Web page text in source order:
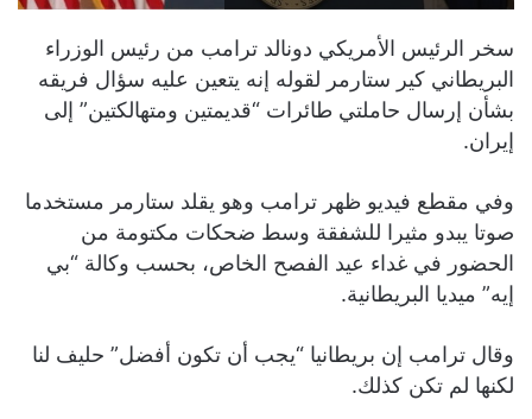
سخر الرئيس الأمريكي دونالد ترامب من رئيس الوزراء
البريطاني كير ستارمر لقوله إنه يتعين عليه سؤال فريقه
بشأن إرسال حاملتي طائرات “قديمتين ومتهالكتين” إلى
إيران.
وفي مقطع فيديو ظهر ترامب وهو يقلد ستارمر مستخدما
صوتا يبدو مثيرا للشفقة وسط ضحكات مكتومة من
الحضور في غداء عيد الفصح الخاص، بحسب وكالة “بي
إيه” ميديا البريطانية.
وقال ترامب إن بريطانيا “يجب أن تكون أفضل” حليف لنا
لكنها لم تكن كذلك.